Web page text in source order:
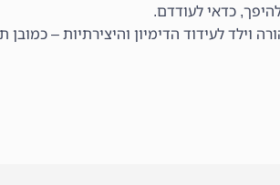
כדאי לעודדם.
וילד לעידוד הדימיון והיצירתיות –